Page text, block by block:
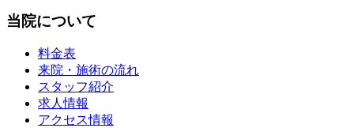
当院について
料金表
来院・施術の流れ
スタッフ紹介
求人情報
アクセス情報